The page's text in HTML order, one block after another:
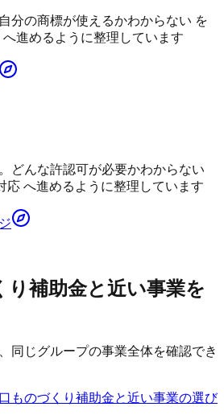
分の商標が使えるかわからない を
進めるように整理しています
どんな許認可が必要かわからない
応 へ進めるように整理しています
り補助金と近い事業を
同じグループの事業全体を確認でき
ものづくり補助金と近い事業の選び